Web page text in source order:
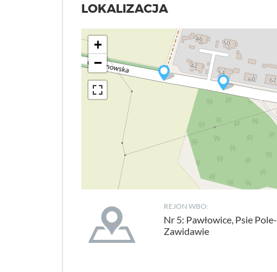
LOKALIZACJA
+
−
REJON WBO:
Nr 5: Pawłowice, Psie Pole-
Zawidawie